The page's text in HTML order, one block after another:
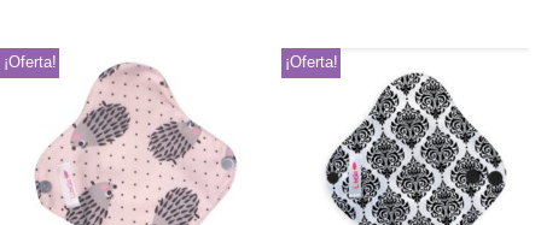
¡Oferta! ¡Oferta!